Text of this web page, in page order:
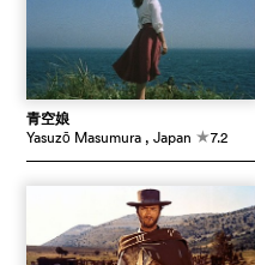
青空娘
Yasuzō Masumura , Japan c7.2